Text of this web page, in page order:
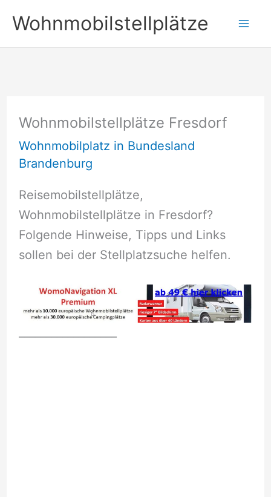
Inhalt
springen
Wohnmobilstellplätze
Wohnmobilstellplätze Fresdorf
Wohnmobilplatz in Bundesland
Brandenburg
Reisemobilstellplätze,
Wohnmobilstellplätze in Fresdorf?
Folgende Hinweise, Tipps und Links
sollen bei der Stellplatzsuche helfen.